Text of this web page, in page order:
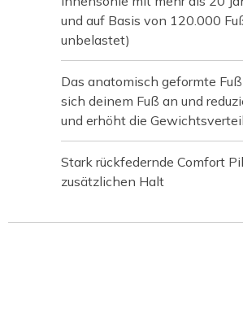
und auf Basis von 120.000
unbelastet)
Das anatomisch geformte
sich deinem Fuß an und
und erhöht die
Stark rückfedernde Comfort
zusätzlichen Halt